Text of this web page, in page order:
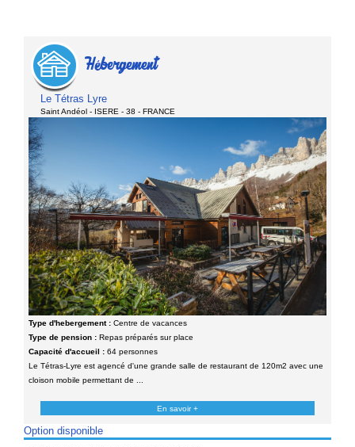
Hébergement
Le Tétras Lyre
Saint Andéol - ISERE - 38 - FRANCE
Type d'hebergement : Centre de vacances
Type de pension : Repas préparés sur place
Capacité d'accueil : 64 personnes
Le Tétras-Lyre est agencé d'une grande salle de restaurant de 120m2 avec une
cloison mobile permettant de ...
En savoir +
Option disponible